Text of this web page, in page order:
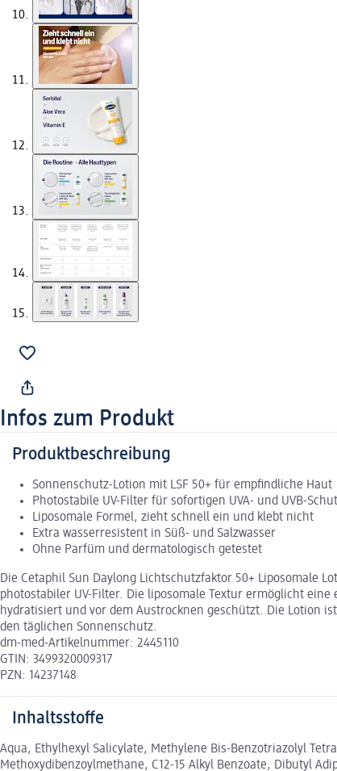
Infos zum Produkt
Produktbeschreibung
Sonnenschutz-Lotion mit LSF 50+ für empfindliche Haut
Photostabile UV-Filter für sofortigen UVA- und UVB-
Liposomale Formel, zieht schnell ein und klebt nicht
Extra wasserresistent in Süß- und Salzwasser
Ohne Parfüm und dermatologisch getestet
Die Cetaphil Sun Daylong Lichtschutzfaktor 50+ Liposomale
photostabiler UV-Filter. Die liposomale Textur ermöglicht
hydratisiert und vor dem Austrocknen geschützt. Die Lotion
den täglichen Sonnenschutz.
dm-med-Artikelnummer: 2445110
GTIN: 3499320009317
PZN: 14237148
Inhaltsstoffe
Aqua, Ethylhexyl Salicylate, Methylene Bis-Benzotriazolyl
Methoxydibenzoylmethane, C12-15 Alkyl Benzoate, Dibutyl